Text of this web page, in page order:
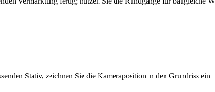
Stativ, zeichnen Sie die Kameraposition in den Grundriss ein